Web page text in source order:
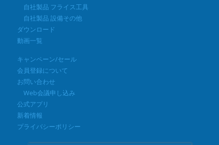
自社製品 フライス工具
自社製品 設備その他
ダウンロード
動画一覧
キャンペーン/セール
会員登録について
お問い合わせ
Web会議申し込み
公式アプリ
新着情報
プライバシーポリシー